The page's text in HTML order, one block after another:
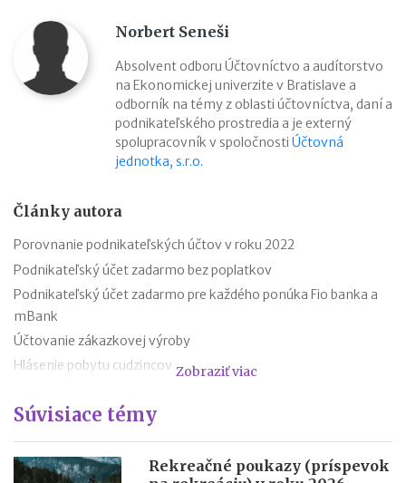
Norbert Seneši
Absolvent odboru Účtovníctvo a audítorstvo
na Ekonomickej univerzite v Bratislave a
odborník na témy z oblasti účtovníctva, daní a
podnikateľského prostredia a je externý
spolupracovník v spoločnosti Účtovná
jednotka, s.r.o.
Články autora
Porovnanie podnikateľských účtov v roku 2022
Podnikateľský účet zadarmo bez poplatkov
Podnikateľský účet zadarmo pre každého ponúka Fio banka a
mBank
Účtovanie zákazkovej výroby
Hlásenie pobytu cudzincov
Cestovné náhrady pri elektromobiloch
Odpisovanie elektromobilov a elektrobicyklov
Kontroly v oblasti registratúry
Zobraziť viac
Súvisiace témy
Rekreačné poukazy (príspevok